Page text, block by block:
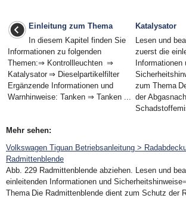
Einleitung zum Thema
In diesem Kapitel finden Sie
Informationen zu folgenden
Themen:⇒ Kontrollleuchten ⇒
Katalysator ⇒ Dieselpartikelfilter
Ergänzende Informationen und
Warnhinweise: Tanken ⇒ Tanken ...
Katalysator
Lesen und
zuerst die
Informationen
zum Thema
der
Mehr sehen:
Volkswagen Tiguan Betriebsanleitung >
Radmittenblende
Abb. 229 Radmittenblende abziehen. Lesen und
einleitenden Informationen und
Thema Die Radmittenblende dient zum Schutz der